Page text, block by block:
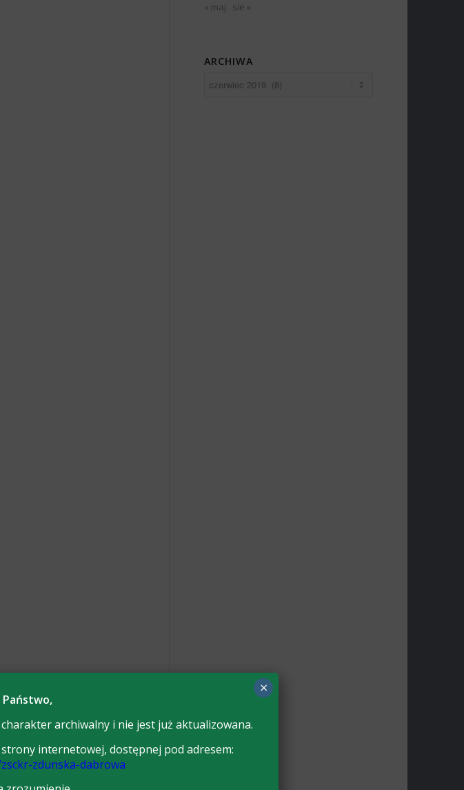
« maj sie »
ARCHIWA
Państwo,
archiwalny i nie jest już aktualizowana.
internetowej, dostępnej pod adresem:
zdunska-dabrowa
×